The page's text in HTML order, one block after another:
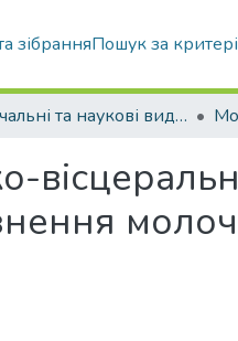
зібранняПошук за
Навчальні та наукові видання